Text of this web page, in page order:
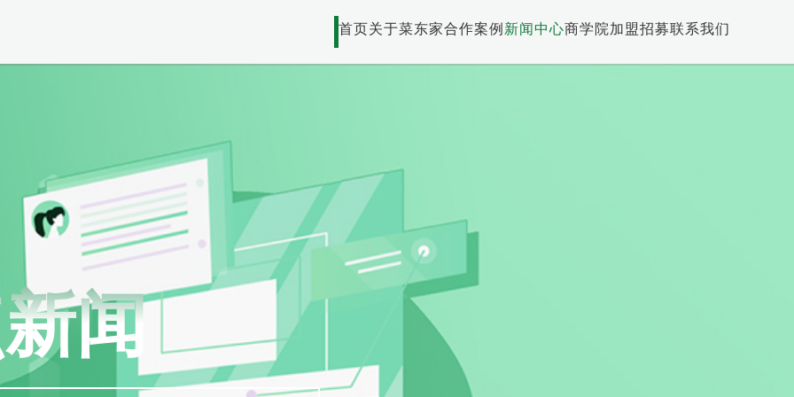
首页关于菜东家合作案例新闻中心商学院加盟招募联系我们
闻